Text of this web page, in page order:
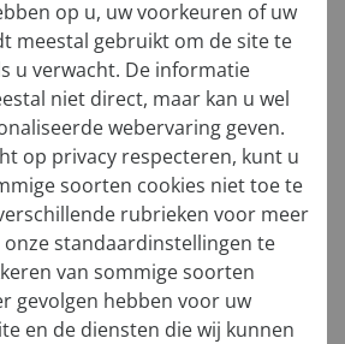
is verbindend leiderschap
we wel meten door de
om hun eigen ervaring te
iets? Wat zorgt
op u, uw voorkeuren of uw
meestal gebruikt om de site te
u verwacht. De informatie
niet direct, maar kan u wel
webervaring geven.
op privacy respecteren, kunt u
soorten cookies niet toe te
rubrieken voor meer
standaardinstellingen te
van sommige soorten
gevolgen hebben voor uw
en de diensten die wij kunnen